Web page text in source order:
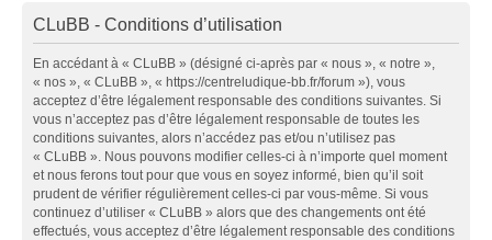
CLuBB - Conditions d’utilisation
En accédant à « CLuBB » (désigné ci-après par « nous », « notre »,
« nos », « CLuBB », « https://centreludique-bb.fr/forum »), vous
acceptez d’être légalement responsable des conditions suivantes. Si
vous n’acceptez pas d’être légalement responsable de toutes les
conditions suivantes, alors n’accédez pas et/ou n’utilisez pas
« CLuBB ». Nous pouvons modifier celles-ci à n’importe quel moment
et nous ferons tout pour que vous en soyez informé, bien qu’il soit
prudent de vérifier régulièrement celles-ci par vous-même. Si vous
continuez d’utiliser « CLuBB » alors que des changements ont été
effectués, vous acceptez d’être légalement responsable des conditions